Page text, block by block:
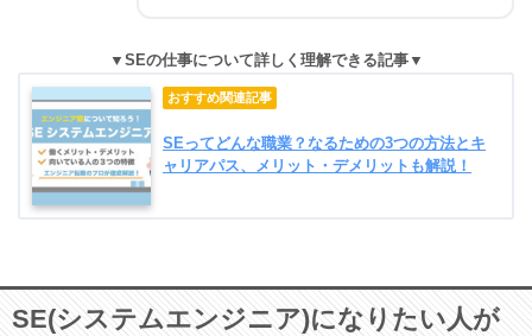
SEの仕事について詳しく理解できる記事
SEってどんな職業？なるための3つの方法とキ
ャリアパス、メリット・デメリットも解説！
SE(システムエンジニア)になりたい人が